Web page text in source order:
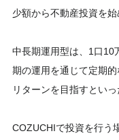
少額から不動産投資を
中長期運用型は、1口10
期の運用を通じて定期
リターンを目指すといっ
COZUCHIで投資を行う